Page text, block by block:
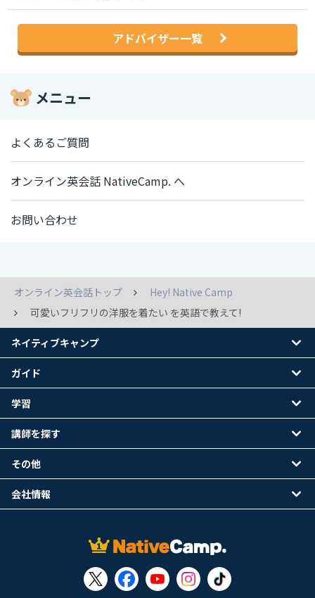
アドバイザー一覧
メニュー
よくあるご質問
オンライン英会話 NativeCamp. へ
お問い合わせ
オンライン英会話トップ
Hey! Native Camp
可愛いフリフリの洋服を着たい を英語で教えて!
ネイティブキャンプ
ガイド
学習
講師を探す
その他
会社情報